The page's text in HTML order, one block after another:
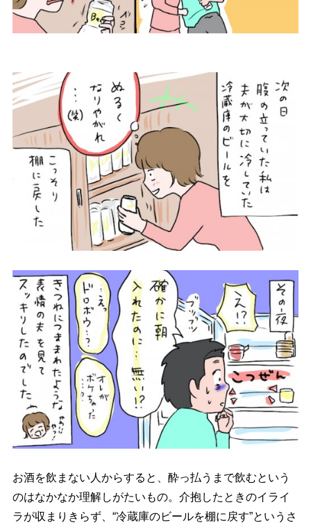
お酒を飲まない人からすると、酔っ払うまで飲むという
のはなかなか理解しがたいもの。介抱したときのイライ
ラが収まりきらず、“冷蔵庫のビールを棚に戻す”というさ